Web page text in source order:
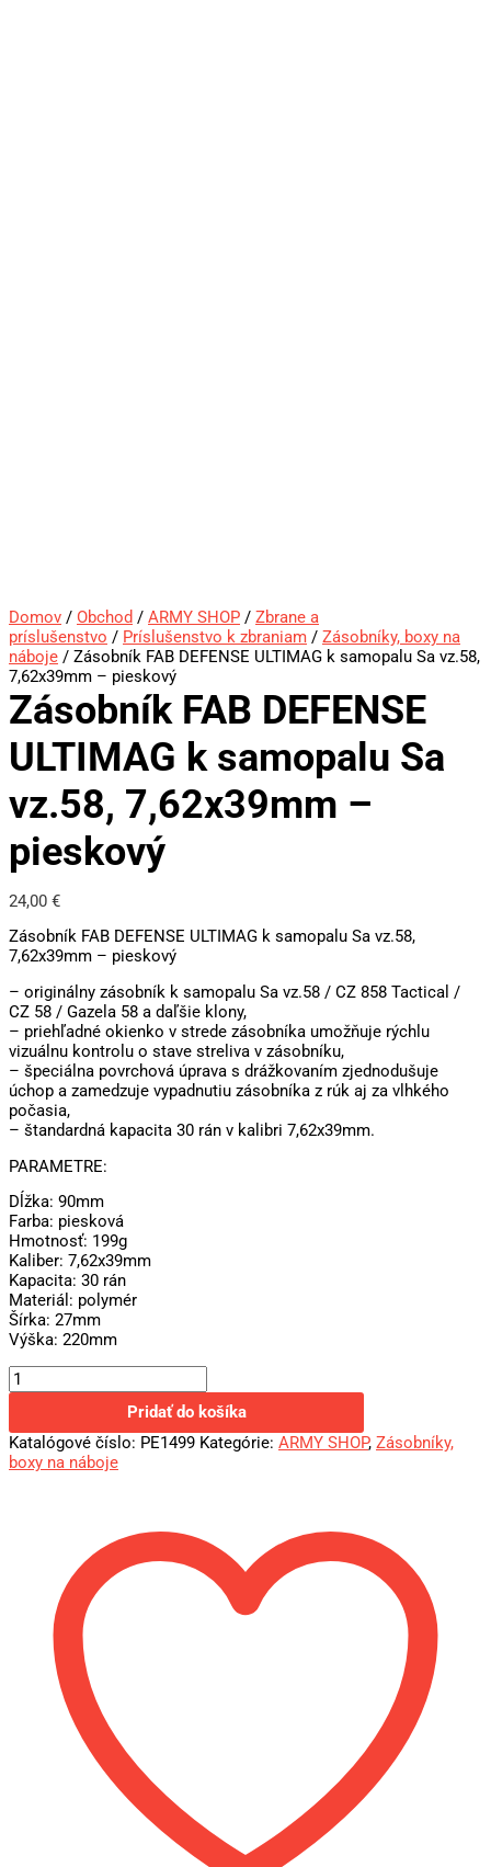
Domov / Obchod / ARMY SHOP / Zbrane a
príslušenstvo / Príslušenstvo k zbraniam / Zásobníky, boxy na
náboje / Zásobník FAB DEFENSE ULTIMAG k samopalu Sa vz.58,
7,62x39mm – pieskový
Zásobník FAB DEFENSE
ULTIMAG k samopalu Sa
vz.58, 7,62x39mm –
pieskový
24,00 €
Zásobník FAB DEFENSE ULTIMAG k samopalu Sa vz.58,
7,62x39mm – pieskový
– originálny zásobník k samopalu Sa vz.58 / CZ 858 Tactical /
CZ 58 / Gazela 58 a daľšie klony,
– priehľadné okienko v strede zásobníka umožňuje rýchlu
vizuálnu kontrolu o stave streliva v zásobníku,
– špeciálna povrchová úprava s drážkovaním zjednodušuje
úchop a zamedzuje vypadnutiu zásobníka z rúk aj za vlhkého
počasia,
– štandardná kapacita 30 rán v kalibri 7,62x39mm.
PARAMETRE:
Dĺžka: 90mm
Farba: piesková
Hmotnosť: 199g
Kaliber: 7,62x39mm
Kapacita: 30 rán
Materiál: polymér
Šírka: 27mm
Výška: 220mm
Pridať do košíka
Katalógové číslo: PE1499 Kategórie: ARMY SHOP, Zásobníky,
boxy na náboje